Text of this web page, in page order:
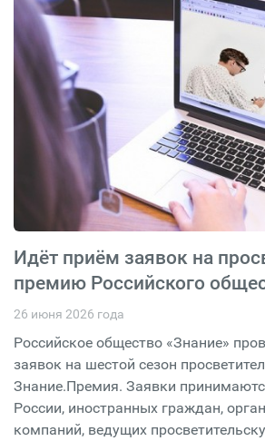
Идёт приём заявок на
премию Российского
26 июня 2026 года
Российское общество «Знание»
заявок на шестой сезон
Знание.Премия. Заявки
России, иностранных граждан,
компаний, ведущих